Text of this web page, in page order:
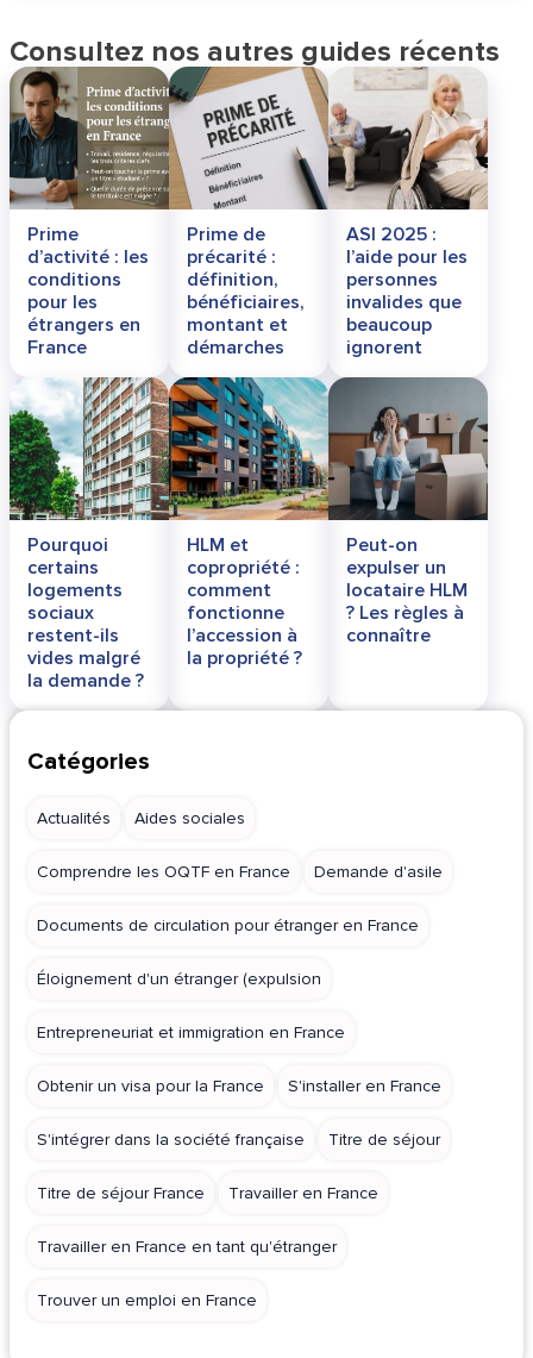
Consultez nos autres guides récents
Prime
d’activité : les
conditions
pour les
étrangers en
France
Prime de
précarité :
définition,
bénéficiaires,
montant et
démarches
ASI 2025 :
l’aide pour les
personnes
invalides que
beaucoup
ignorent
Pourquoi
certains
logements
sociaux
restent-ils
vides malgré
la demande ?
HLM et
copropriété :
comment
fonctionne
l’accession à
la propriété ?
Peut-on
expulser un
locataire HLM
? Les règles à
connaître
Catégories
Actualités Aides sociales
Comprendre les OQTF en France Demande d'asile
Documents de circulation pour étranger en France
Éloignement d'un étranger (expulsion
Entrepreneuriat et immigration en France
Obtenir un visa pour la France S'installer en France
S'intégrer dans la société française Titre de séjour
Titre de séjour France Travailler en France
Travailler en France en tant qu'étranger
Trouver un emploi en France